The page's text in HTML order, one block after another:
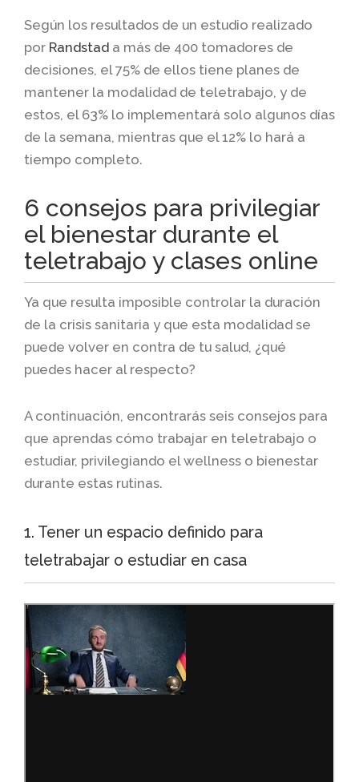
Según los resultados de un estudio realizado
por Randstad a más de 400 tomadores de
decisiones, el 75% de ellos tiene planes de
mantener la modalidad de teletrabajo, y de
estos, el 63% lo implementará solo algunos días
de la semana, mientras que el 12% lo hará a
tiempo completo.
6 consejos para privilegiar
el bienestar durante el
teletrabajo y clases online
Ya que resulta imposible controlar la duración
de la crisis sanitaria y que esta modalidad se
puede volver en contra de tu salud, ¿qué
puedes hacer al respecto?
A continuación, encontrarás seis consejos para
que aprendas cómo trabajar en teletrabajo o
estudiar, privilegiando el wellness o bienestar
durante estas rutinas.
1. Tener un espacio definido para
teletrabajar o estudiar en casa